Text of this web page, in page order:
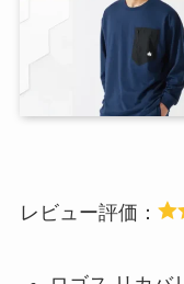
レビュー評価：